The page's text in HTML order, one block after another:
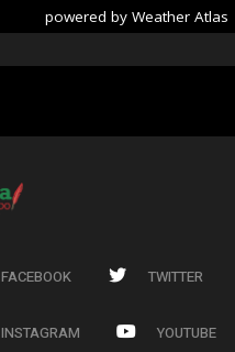
powered by Weather Atlas
FACEBOOK TWITTER
INSTAGRAM YOUTUBE